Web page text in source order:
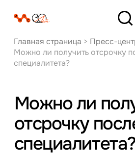
Главная страница > Пресс-
Можно ли получить отсрочку
специалитета?
Можно ли
отсрочку